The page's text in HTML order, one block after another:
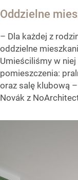
Oddzielne
– Dla każdej z
oddzielne
Umieściliśmy w
pomieszczenia:
oraz salę klubową
Novák z